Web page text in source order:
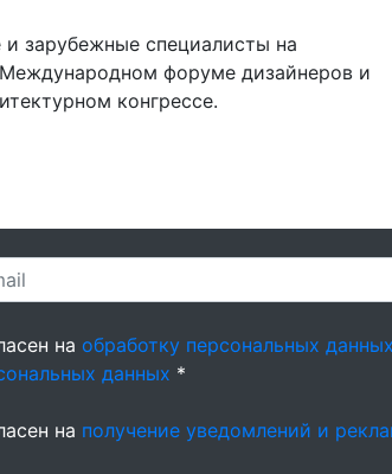
зарубежные специалисты на
форуме дизайнеров и
конгрессе.
на обработку персональных данных
данных *
на получение уведомлений и